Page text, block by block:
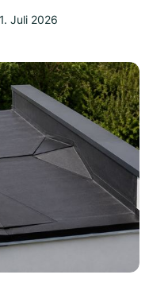
Juli 2026